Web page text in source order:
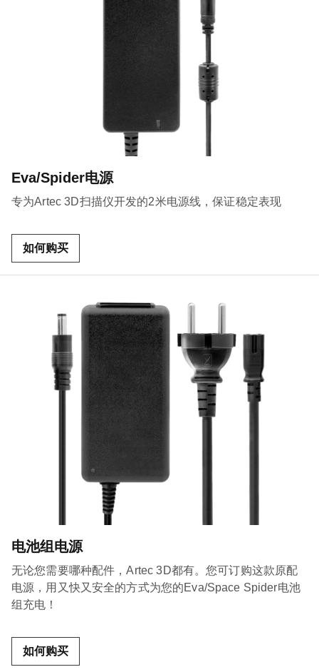
Eva/Spider电源
专为Artec 3D扫描仪开发的2米电源线，保证稳定表现
如何购买
电池组电源
无论您需要哪种配件，Artec 3D都有。您可订购这款原配
电源，用又快又安全的方式为您的Eva/Space Spider电池
组充电！
如何购买